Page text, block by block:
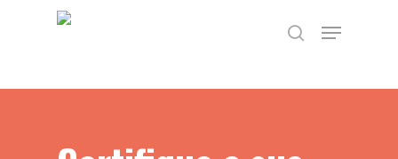
TEST89838
search
Menu